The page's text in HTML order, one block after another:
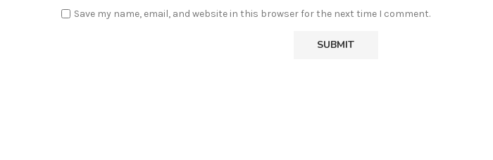
Save my name, email, and website in this browser for the next time I comment.